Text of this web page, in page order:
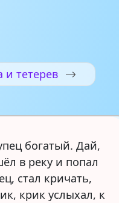
и тетерев
богатый. Дай,
в реку и попал
стал кричать,
крик услыхал, к